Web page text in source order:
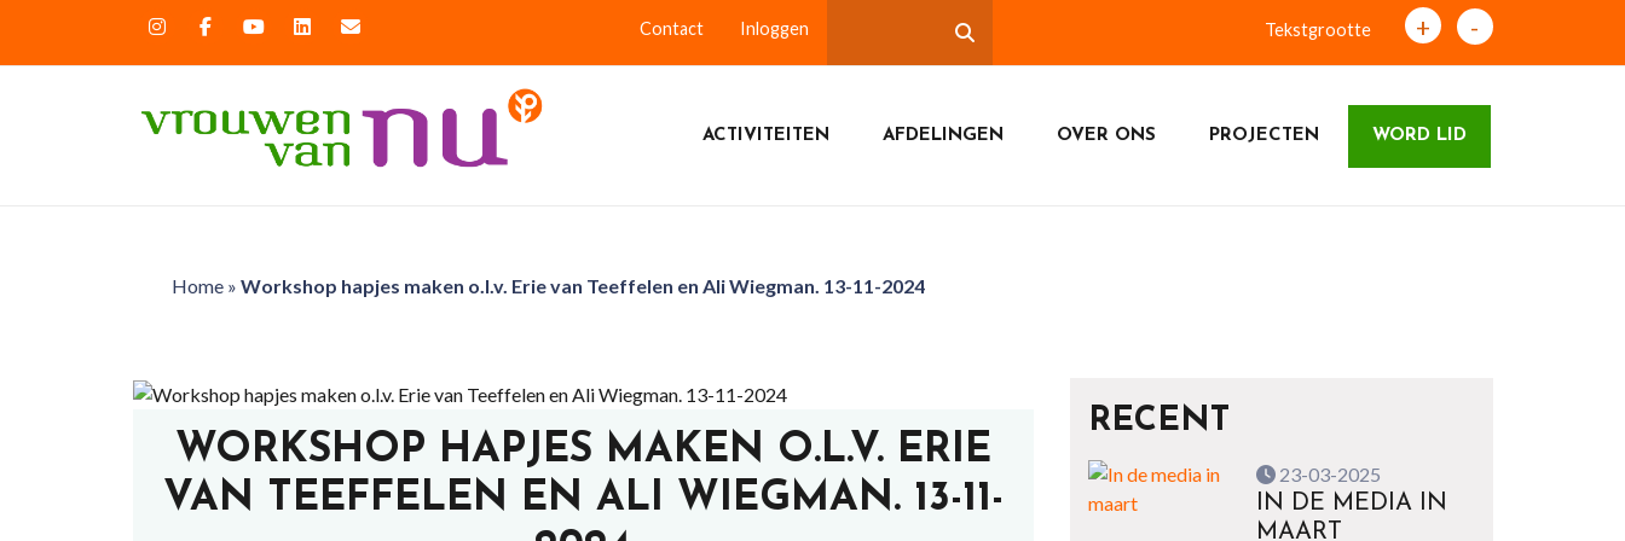
Contact Inloggen Tekstgrootte + -
ACTIVITEITEN AFDELINGEN OVER ONS PROJECTEN WORD LID
Home» Workshop hapjes maken o.l.v. Erie van Teeffelen en Ali Wiegman. 13-11-2024
WORKSHOP HAPJES MAKEN O.L.V. ERIE
VAN TEEFFELEN EN ALI WIEGMAN. 13-11-
RECENT
23-03-2025
IN DE MEDIA IN
MAART